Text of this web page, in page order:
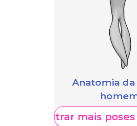
Anatomia da
Mostrar mais